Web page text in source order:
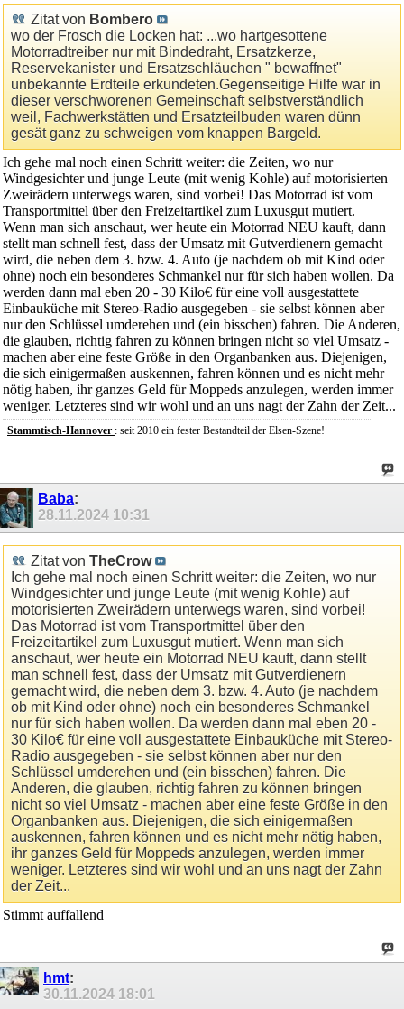
Zitat von Bombero
wo der Frosch die Locken hat: ...wo hartgesottene
Motorradtreiber nur mit Bindedraht, Ersatzkerze,
Reservekanister und Ersatzschläuchen " bewaffnet"
unbekannte Erdteile erkundeten.Gegenseitige Hilfe war in
dieser verschworenen Gemeinschaft selbstverständlich
weil, Fachwerkstätten und Ersatzteilbuden waren dünn
gesät ganz zu schweigen vom knappen Bargeld.
Ich gehe mal noch einen Schritt weiter: die Zeiten, wo nur
Windgesichter und junge Leute (mit wenig Kohle) auf motorisierten
Zweirädern unterwegs waren, sind vorbei! Das Motorrad ist vom
Transportmittel über den Freizeitartikel zum Luxusgut mutiert.
Wenn man sich anschaut, wer heute ein Motorrad NEU kauft, dann
stellt man schnell fest, dass der Umsatz mit Gutverdienern gemacht
wird, die neben dem 3. bzw. 4. Auto (je nachdem ob mit Kind oder
ohne) noch ein besonderes Schmankel nur für sich haben wollen. Da
werden dann mal eben 20 - 30 Kilo€ für eine voll ausgestattete
Einbauküche mit Stereo-Radio ausgegeben - sie selbst können aber
nur den Schlüssel umderehen und (ein bisschen) fahren. Die Anderen,
die glauben, richtig fahren zu können bringen nicht so viel Umsatz -
machen aber eine feste Größe in den Organbanken aus. Diejenigen,
die sich einigermaßen auskennen, fahren können und es nicht mehr
nötig haben, ihr ganzes Geld für Moppeds anzulegen, werden immer
weniger. Letzteres sind wir wohl und an uns nagt der Zahn der Zeit...
Stammtisch-Hannover : seit 2010 ein fester Bestandteil der Elsen-Szene!
Baba:
28.11.2024 10:31
Zitat von TheCrow
Ich gehe mal noch einen Schritt weiter: die Zeiten, wo nur
Windgesichter und junge Leute (mit wenig Kohle) auf
motorisierten Zweirädern unterwegs waren, sind vorbei!
Das Motorrad ist vom Transportmittel über den
Freizeitartikel zum Luxusgut mutiert. Wenn man sich
anschaut, wer heute ein Motorrad NEU kauft, dann stellt
man schnell fest, dass der Umsatz mit Gutverdienern
gemacht wird, die neben dem 3. bzw. 4. Auto (je nachdem
ob mit Kind oder ohne) noch ein besonderes Schmankel
nur für sich haben wollen. Da werden dann mal eben 20 -
30 Kilo€ für eine voll ausgestattete Einbauküche mit Stereo-
Radio ausgegeben - sie selbst können aber nur den
Schlüssel umderehen und (ein bisschen) fahren. Die
Anderen, die glauben, richtig fahren zu können bringen
nicht so viel Umsatz - machen aber eine feste Größe in den
Organbanken aus. Diejenigen, die sich einigermaßen
auskennen, fahren können und es nicht mehr nötig haben,
ihr ganzes Geld für Moppeds anzulegen, werden immer
weniger. Letzteres sind wir wohl und an uns nagt der Zahn
der Zeit...
Stimmt auffallend
hmt:
30.11.2024 18:01